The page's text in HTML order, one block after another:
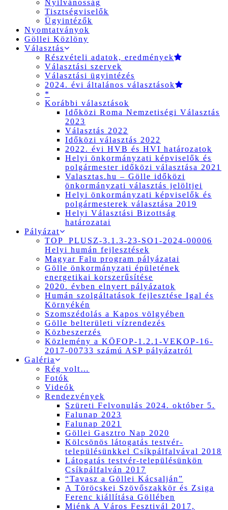
Nyilvánosság
Tisztségviselők
Ügyintézők
Nyomtatványok
Göllei Közlöny
Választás
Részvételi adatok, eredmények
Választási szervek
Választási ügyintézés
2024. évi általános választások
*
Korábbi választások
Időközi Roma Nemzetiségi Választás
2023
Választás 2022
Időközi választás 2022
2022. évi HVB és HVI határozatok
Helyi önkormányzati képviselők és
polgármester időközi választása 2021
Valasztas.hu – Gölle időközi
önkormányzati választás jelöltjei
Helyi önkormányzati képviselők és
polgármesterek választása 2019
Helyi Választási Bizottság
határozatai
Pályázat
TOP_PLUSZ-3.1.3-23-SO1-2024-00006
Helyi humán fejlesztések
Magyar Falu program pályázatai
Gölle önkormányzati épületének
energetikai korszerűsítése
2020. évben elnyert pályázatok
Humán szolgáltatások fejlesztése Igal és
Környékén
Szomszédolás a Kapos völgyében
Gölle belterületi vízrendezés
Közbeszerzés
Közlemény a KÖFOP-1.2.1-VEKOP-16-
2017-00733 számú ASP pályázatról
Galéria
Rég volt…
Fotók
Videók
Rendezvények
Szüreti Felvonulás 2024. október 5.
Falunap 2023
Falunap 2021
Göllei Gasztro Nap 2020
Kölcsönös látogatás testvér-
településünkkel Csíkpálfalvával 2018
Látogatás testvér-településünkön
Csíkpálfalván 2017
“Tavasz a Göllei Kácsalján”
A Töröcskei Szövőszakkör és Zsiga
Ferenc kiállítása Göllében
Miénk A Város Fesztivál 2017,